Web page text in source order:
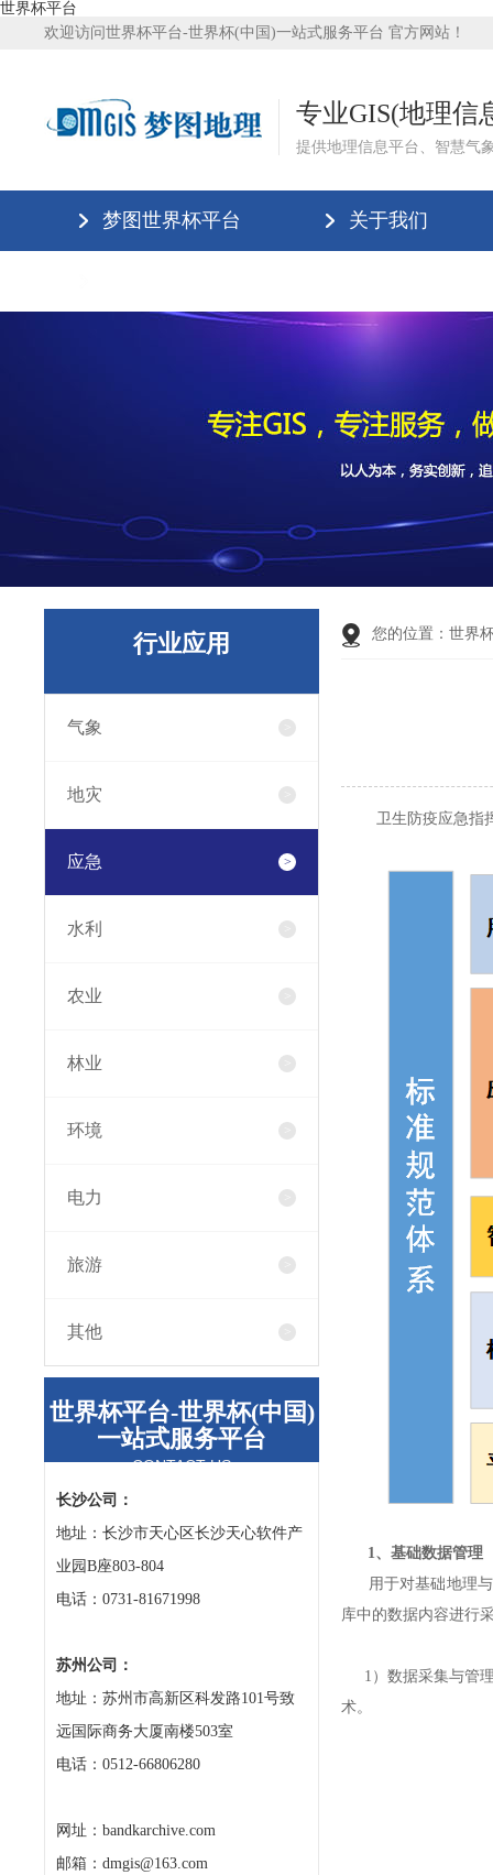
世界杯平台
欢迎访问世界杯平台-世界杯(中国)一站式服务平台 官方网站！
专业GIS(地理信
提供地理信息平台、智慧气
梦图世界杯平台 关于我们
行业应用
气象
地灾
应急
水利
农业
林业
环境
电力
旅游
其他
世界杯平台-世界杯(中国)
一站式服务平台
CONTACT US
长沙公司：
地址：长沙市天心区长沙天心软件产
业园B座803-804
电话：0731-81671998
苏州公司：
地址：苏州市高新区科发路101号致
远国际商务大厦南楼503室
电话：0512-66806280
网址：bandkarchive.com
邮箱：dmgis@163.com
您的位置： 世界
卫生防疫应急指
1、基础数据管理
用于对基础地理与
库中的数据内容进行
1）数据采集与管理
术。